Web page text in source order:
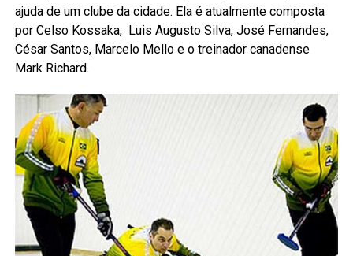
ajuda de um clube da cidade. Ela é atualmente composta
por Celso Kossaka, Luis Augusto Silva, José Fernandes,
César Santos, Marcelo Mello e o treinador canadense
Mark Richard.